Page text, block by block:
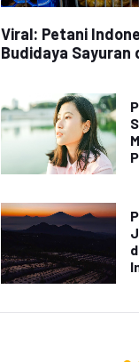
Viral: Petani
Budidaya Sayuran